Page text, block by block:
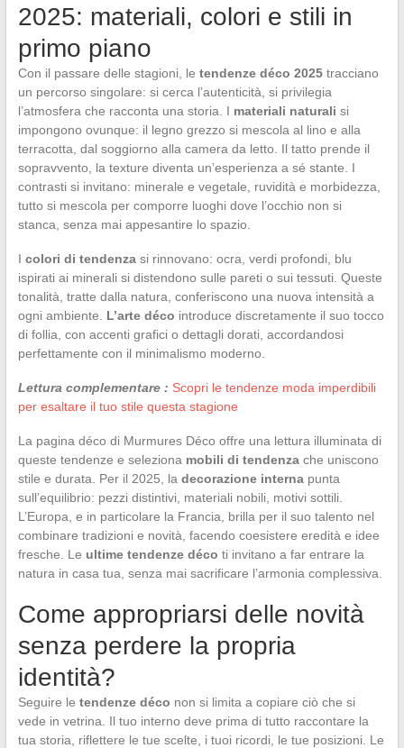
2025: materiali, colori e stili in
primo piano
Con il passare delle stagioni, le tendenze déco 2025tracciano
un percorso singolare: si cerca l’autenticità, si privilegia
l’atmosfera che racconta una storia. I materiali naturali si
impongono ovunque: il legno grezzo si mescola al lino e alla
terracotta, dal soggiorno alla camera da letto. Il tatto prende il
sopravvento, la texture diventa un’esperienza a sé stante. I
contrasti si invitano: minerale e vegetale, ruvidità e morbidezza,
tutto si mescola per comporre luoghi dove l’occhio non si
stanca, senza mai appesantire lo spazio.
I colori di tendenzasi rinnovano: ocra, verdi profondi, blu
ispirati ai minerali si distendono sulle pareti o sui tessuti. Queste
tonalità, tratte dalla natura, conferiscono una nuova intensità a
ogni ambiente. L’arte déco introduce discretamente il suo tocco
di follia, con accenti grafici o dettagli dorati, accordandosi
perfettamente con il minimalismo moderno.
Lettura complementare : Scopri le tendenze moda imperdibili
per esaltare il tuo stile questa stagione
La pagina déco di Murmures Déco offre una lettura illuminata di
queste tendenze e seleziona mobili di tendenzache uniscono
stile e durata. Per il 2025, la decorazione internapunta
sull’equilibrio: pezzi distintivi, materiali nobili, motivi sottili.
L’Europa, e in particolare la Francia, brilla per il suo talento nel
combinare tradizioni e novità, facendo coesistere eredità e idee
fresche. Le ultime tendenze déco ti invitano a far entrare la
natura in casa tua, senza mai sacrificare l’armonia complessiva.
Come appropriarsi delle novità
senza perdere la propria
identità?
Seguire le tendenze déco non si limita a copiare ciò che si
vede in vetrina. Il tuo interno deve prima di tutto raccontare la
tua storia, riflettere le tue scelte, i tuoi ricordi, le tue posizioni. Le